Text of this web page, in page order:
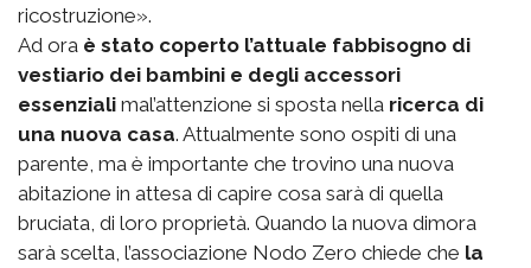
ricostruzione».
Ad ora è stato coperto l’attuale fabbisogno di
vestiario dei bambini e degli accessori
essenziali mal’attenzione si sposta nella ricerca di
una nuova casa. Attualmente sono ospiti di una
parente, ma è importante che trovino una nuova
abitazione in attesa di capire cosa sarà di quella
bruciata, di loro proprietà. Quando la nuova dimora
sarà scelta, l’associazione Nodo Zero chiede che la